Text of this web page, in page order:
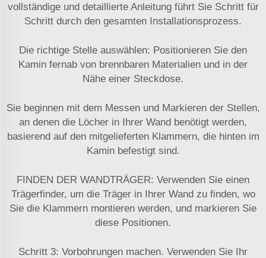
vollständige und detaillierte Anleitung führt Sie Schritt für
Schritt durch den gesamten Installationsprozess.
Die richtige Stelle auswählen: Positionieren Sie den
Kamin fernab von brennbaren Materialien und in der
Nähe einer Steckdose.
Sie beginnen mit dem Messen und Markieren der Stellen,
an denen die Löcher in Ihrer Wand benötigt werden,
basierend auf den mitgelieferten Klammern, die hinten im
Kamin befestigt sind.
FINDEN DER WANDTRÄGER: Verwenden Sie einen
Trägerfinder, um die Träger in Ihrer Wand zu finden, wo
Sie die Klammern montieren werden, und markieren Sie
diese Positionen.
Schritt 3: Vorbohrungen machen. Verwenden Sie Ihr